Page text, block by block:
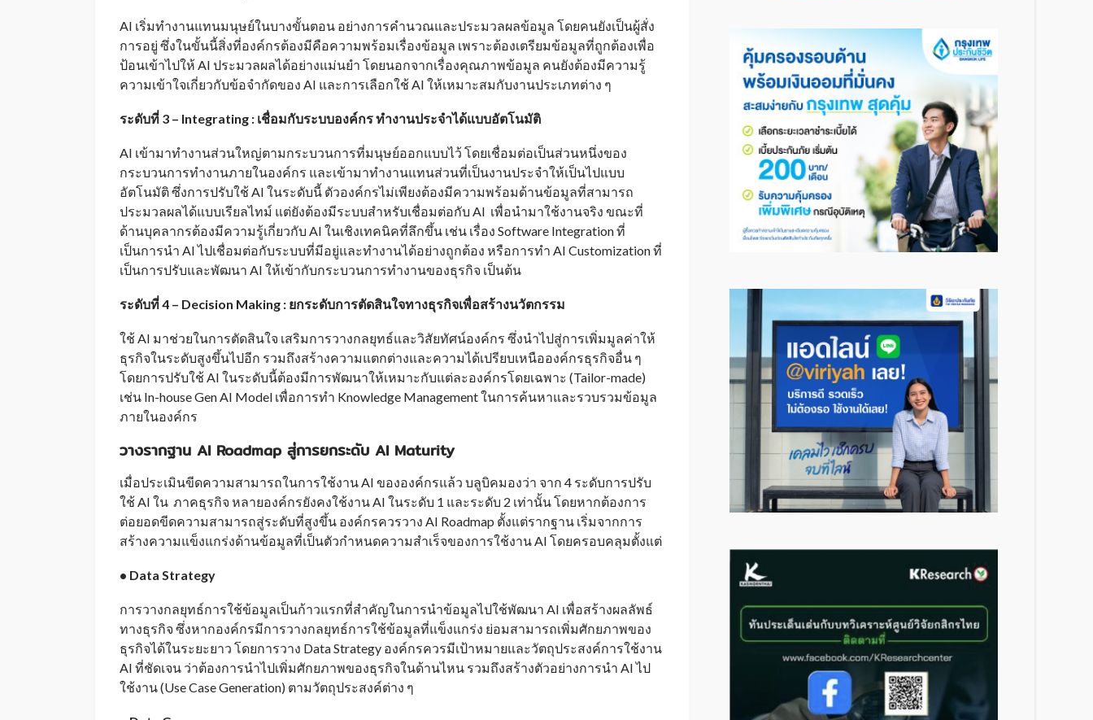
AI เริ่มทำงานแทนมนุษย์ในบางขั้นตอน อย่างการคำนวณและประมวลผลข้อมูล โดยคนยังเป็นผู้สั่ง
การอยู่ ซึ่งในขั้นนี้สิ่งที่องค์กรต้องมีคือความพร้อมเรื่องข้อมูล เพราะต้องเตรียมข้อมูลที่ถูกต้องเพื่อ
ป้อนเข้าไปให้ AI ประมวลผลได้อย่างแม่นยำ โดยนอกจากเรื่องคุณภาพข้อมูล คนยังต้องมีความรู้
ความเข้าใจเกี่ยวกับข้อจำกัดของ AI และการเลือกใช้ AI ให้เหมาะสมกับงานประเภทต่าง ๆ
ระดับที่ 3 – Integrating : เชื่อมกับระบบองค์กร ทำงานประจำได้แบบอัตโนมัติ
AI เข้ามาทำงานส่วนใหญ่ตามกระบวนการที่มนุษย์ออกแบบไว้ โดยเชื่อมต่อเป็นส่วนหนึ่งของ
กระบวนการทำงานภายในองค์กร และเข้ามาทำงานแทนส่วนที่เป็นงานประจำให้เป็นไปแบบ
อัตโนมัติ ซึ่งการปรับใช้ AI ในระดับนี้ ตัวองค์กรไม่เพียงต้องมีความพร้อมด้านข้อมูลที่สามารถ
ประมวลผลได้แบบเรียลไทม์ แต่ยังต้องมีระบบสำหรับเชื่อมต่อกับ AI เพื่อนำมาใช้งานจริง ขณะที่
ด้านบุคลากรต้องมีความรู้เกี่ยวกับ AI ในเชิงเทคนิคที่ลึกขึ้น เช่น เรื่อง Software Integration ที่
เป็นการนำ AI ไปเชื่อมต่อกับระบบที่มีอยู่และทำงานได้อย่างถูกต้อง หรือการทำ AI Customization ที่
เป็นการปรับและพัฒนา AI ให้เข้ากับกระบวนการทำงานของธุรกิจ เป็นต้น
ระดับที่4 – Decision Making : ยกระดับการตัดสินใจทางธุรกิจเพื่อสร้างนวัตกรรม
ใช้ AI มาช่วยในการตัดสินใจ เสริมการวางกลยุทธ์และวิสัยทัศน์องค์กร ซึ่งนำไปสู่การเพิ่มมูลค่าให้
ธุรกิจในระดับสูงขึ้นไปอีก รวมถึงสร้างความแตกต่างและความได้เปรียบเหนือองค์กรธุรกิจอื่น ๆ
โดยการปรับใช้ AI ในระดับนี้ต้องมีการพัฒนาให้เหมาะกับแต่ละองค์กรโดยเฉพาะ (Tailor-made)
เช่น In-house Gen AI Model เพื่อการทำ Knowledge Management ในการค้นหาและรวบรวมข้อมูล
ภายในองค์กร
วางรากฐาน AI Roadmap สู่การยกระดับ AI Maturity
เมื่อประเมินขีดความสามารถในการใช้งาน AI ขององค์กรแล้ว บลูบิคมองว่า จาก 4 ระดับการปรับ
ใช้ AI ใน ภาคธุรกิจ หลายองค์กรยังคงใช้งาน AI ในระดับ 1 และระดับ 2 เท่านั้น โดยหากต้องการ
ต่อยอดขีดความสามารถสู่ระดับที่สูงขึ้น องค์กรควรวาง AI Roadmap ตั้งแต่รากฐาน เริ่มจากการ
สร้างความแข็งแกร่งด้านข้อมูลที่เป็นตัวกำหนดความสำเร็จของการใช้งาน AI โดยครอบคลุมตั้งแต่
• Data Strategy
การวางกลยุทธ์การใช้ข้อมูลเป็นก้าวแรกที่สำคัญในการนำข้อมูลไปใช้พัฒนา AI เพื่อสร้างผลลัพธ์
ทางธุรกิจ ซึ่งหากองค์กรมีการวางกลยุทธ์การใช้ข้อมูลที่แข็งแกร่ง ย่อมสามารถเพิ่มศักยภาพของ
ธุรกิจได้ในระยะยาว โดยการวาง Data Strategy องค์กรควรมีเป้าหมายและวัตถุประสงค์การใช้งาน
AI ที่ชัดเจน ว่าต้องการนำไปเพิ่มศักยภาพของธุรกิจในด้านไหน รวมถึงสร้างตัวอย่างการนำ AI ไป
ใช้งาน (Use Case Generation) ตามวัตถุประสงค์ต่าง ๆ